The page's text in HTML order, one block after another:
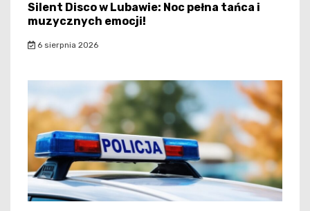
Silent Disco w Lubawie: Noc pełna tańca i
muzycznych emocji!
6 sierpnia 2026